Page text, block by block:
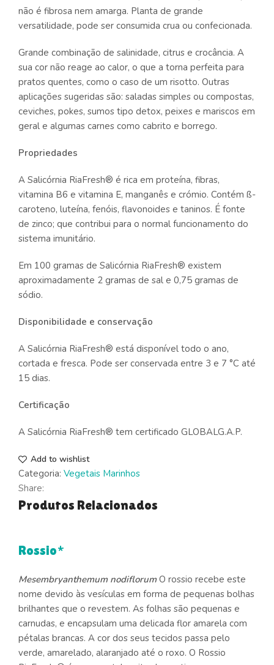
não é fibrosa nem amarga. Planta de grande
versatilidade, pode ser consumida crua ou confecionada.
Grande combinação de salinidade, citrus e crocância. A
sua cor não reage ao calor, o que a torna perfeita para
pratos quentes, como o caso de um risotto. Outras
aplicações sugeridas são: saladas simples ou compostas,
ceviches, pokes, sumos tipo detox, peixes e mariscos em
geral e algumas carnes como cabrito e borrego.
Propriedades
A Salicórnia RiaFresh® é rica em proteína, fibras,
vitamina B6 e vitamina E, manganês e crómio. Contém ß-
caroteno, luteína, fenóis, flavonoides e taninos. É fonte
de zinco; que contribui para o normal funcionamento do
sistema imunitário.
Em 100 gramas de Salicórnia RiaFresh® existem
aproximadamente 2 gramas de sal e 0,75 gramas de
sódio.
Disponibilidade e conservação
A Salicórnia RiaFresh® está disponível todo o ano,
cortada e fresca. Pode ser conservada entre 3 e 7 °C até
15 dias.
Certificação
A Salicórnia RiaFresh® tem certificado GLOBALG.A.P.
Add to wishlist
Categoria: Vegetais Marinhos
Share:
Produtos Relacionados
Rossio*
Mesembryanthemum nodiflorumO rossio recebe este
nome devido às vesículas em forma de pequenas bolhas
brilhantes que o revestem. As folhas são pequenas e
carnudas, e encapsulam uma delicada flor amarela com
pétalas brancas. A cor dos seus tecidos passa pelo
verde, amarelado, alaranjado até o roxo. O Rossio